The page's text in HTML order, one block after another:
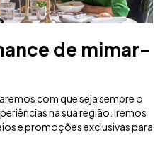
de mimar-
com que seja sempre o
na sua região. Iremos
e promoções exclusivas para